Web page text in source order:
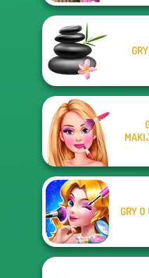
GRY